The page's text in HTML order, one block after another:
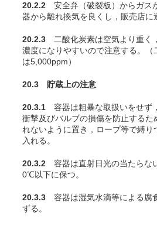
20.2.2 安全弁（破裂板）からガス
器から離れ換気を良くし，販売店に
20.2.3 二酸化炭素は空気より重く
濃度になりやすいので注意する。（
は5,000ppm）
20.3 貯蔵上の注意
20.3.1 容器は粗暴な取扱いをせず
衝撃及びバルブの損傷を防止するた
れないように置き，ロープ等で縛り
入れる。
20.3.2 容器は直射日光の当たらな
0℃以下に保つ。
20.3.3 容器は湿気水滴等による腐
ずる。